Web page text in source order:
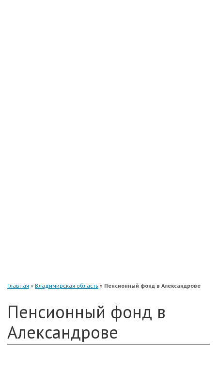
Главная » Владимирская область » Пенсионный фонд в Александрове
Пенсионный фонд в
Александрове